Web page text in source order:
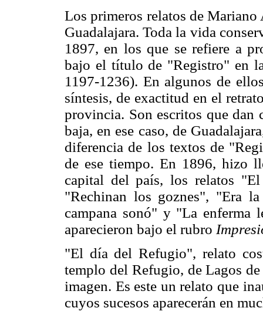
Los primeros relatos de Mariano
Guadalajara. Toda la vida
1897, en los que se refiere a
bajo el título de "Registro" en
1197-1236). En algunos de
síntesis, de exactitud en el
provincia. Son escritos que dan
baja, en ese caso, de
diferencia de los textos de
de ese tiempo. En 1896, hizo
capital del país, los relatos
"Rechinan los goznes", "Era
campana sonó" y "La enferma
aparecieron bajo el rubro
"El día del Refugio", relato
templo del Refugio, de Lagos
imagen. Es este un relato que
cuyos sucesos aparecerán en